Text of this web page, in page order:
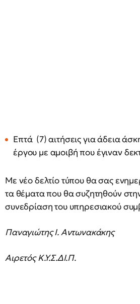
Επτά (7) αιτήσεις για άδεια
έργου με αμοιβή που έγιναν
Με νέο δελτίο τύπου θα σας
τα θέματα που θα συζητηθούν
συνεδρίαση του υπηρεσιακού
Παναγιώτης Ι. Αντωνακάκης
Αιρετός Κ.Υ.Σ.ΔΙ.Π.